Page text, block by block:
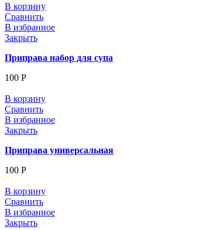
В корзину
Сравнить
В избранное
Закрыть
Приправа набор для супа
100 Р
В корзину
Сравнить
В избранное
Закрыть
Приправа универсальная
100 Р
В корзину
Сравнить
В избранное
Закрыть